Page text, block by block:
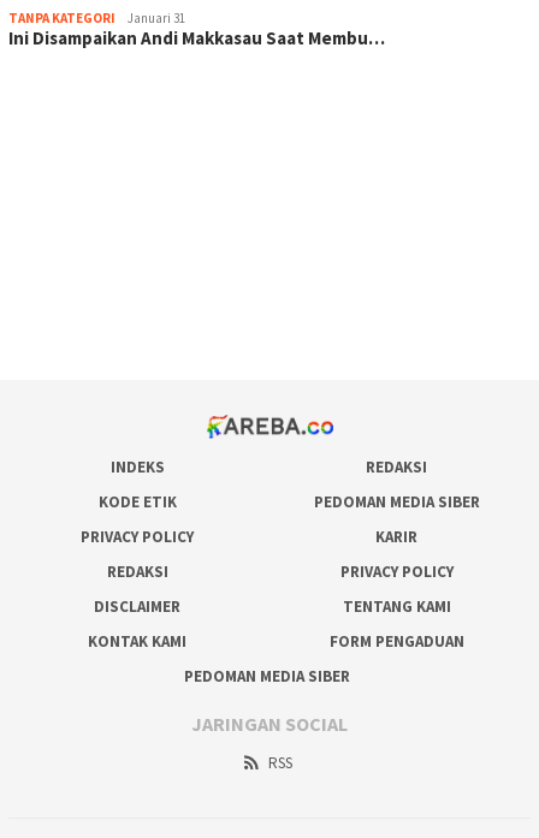
TANPA KATEGORI Januari 31
Ini Disampaikan Andi Makkasau Saat Membu…
INDEKS
REDAKSI
KODE ETIK
PEDOMAN MEDIA SIBER
PRIVACY POLICY
KARIR
REDAKSI
PRIVACY POLICY
DISCLAIMER
TENTANG KAMI
KONTAK KAMI
FORM PENGADUAN
PEDOMAN MEDIA SIBER
JARINGAN SOCIAL
RSS